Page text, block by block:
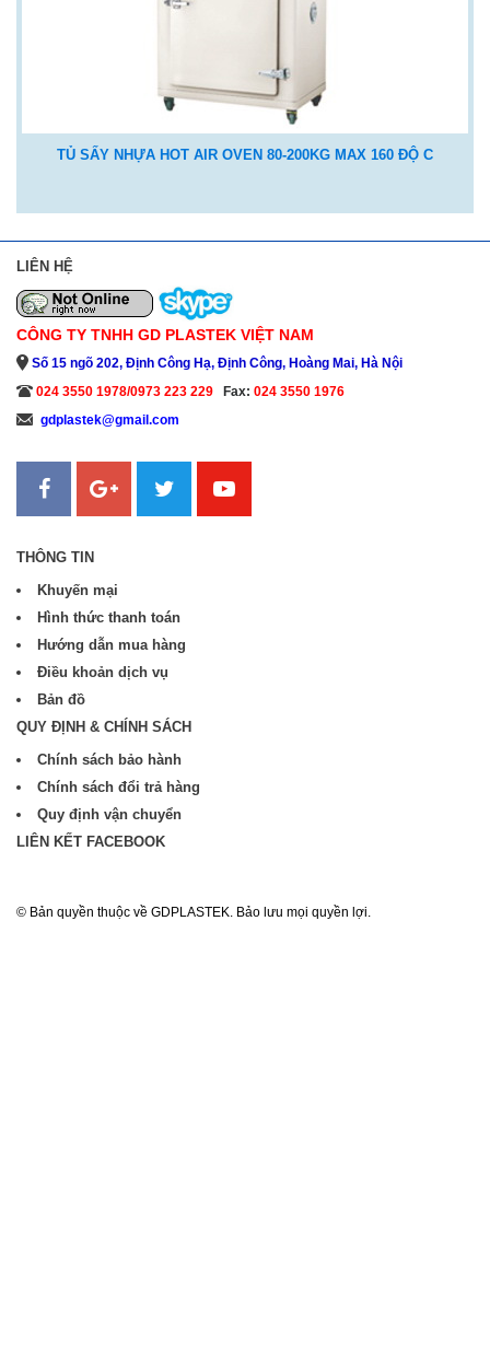
TỦ SẤY NHỰA HOT AIR OVEN 80-200KG MAX 160 ĐỘ C
LIÊN HỆ
CÔNG TY TNHH GD PLASTEK VIỆT NAM
Số 15 ngõ 202, Định Công Hạ, Định Công, Hoàng Mai, Hà Nội
024 3550 1978/0973 223 229
Fax: 024 3550 1976
gdplastek@gmail.com
THÔNG TIN
Khuyến mại
Hình thức thanh toán
Hướng dẫn mua hàng
Điều khoản dịch vụ
Bản đồ
QUY ĐỊNH & CHÍNH SÁCH
Chính sách bảo hành
Chính sách đổi trả hàng
Quy định vận chuyển
LIÊN KẾT FACEBOOK
© Bản quyền thuộc về GDPLASTEK. Bảo lưu mọi quyền lợi.